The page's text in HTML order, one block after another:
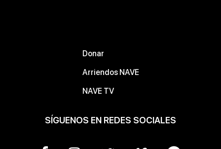
Donar
Arriendos NAVE
NAVE TV
SÍGUENOS EN REDES SOCIALES